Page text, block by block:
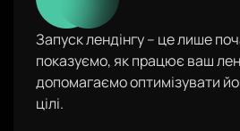
Запуск лендінгу – це лише
показуємо, як працює ваш
допомагаємо оптимізувати
цілі.